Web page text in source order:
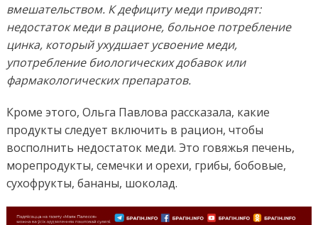
вмешательством. К дефициту меди приводят:
недостаток меди в рационе, больное потребление
цинка, который ухудшает усвоение меди,
употребление биологических добавок или
фармакологических препаратов.
Кроме этого, Ольга Павлова рассказала, какие
продукты следует включить в рацион, чтобы
восполнить недостаток меди. Это говяжья печень,
морепродукты, семечки и орехи, грибы, бобовые,
сухофрукты, бананы, шоколад.